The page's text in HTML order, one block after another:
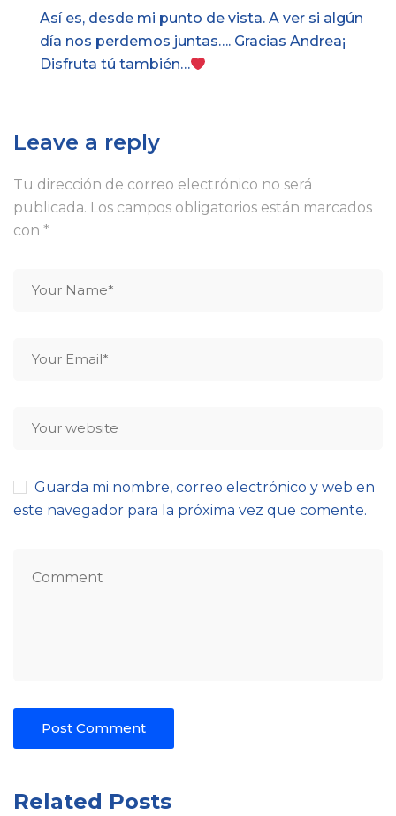
Así es, desde mi punto de vista. A ver si algún
día nos perdemos juntas…. Gracias Andrea¡
Disfruta tú también…
Leave a reply
Tu dirección de correo electrónico no será
publicada. Los campos obligatorios están marcados
con *
Guarda mi nombre, correo electrónico y web en
este navegador para la próxima vez que comente.
Related Posts